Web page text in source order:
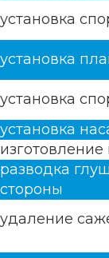
установка
установка
установка
установка
изготовление
разводка
стороны
удаление